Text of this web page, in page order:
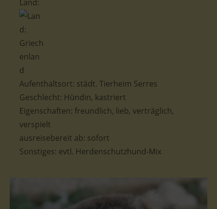
Land:
Aufenthaltsort: städt. Tierheim Serres
Geschlecht: Hündin, kastriert
Eigenschaften: freundlich, lieb, verträglich,
verspielt
ausreisebereit ab: sofort
Sonstiges: evtl. Herdenschutzhund-Mix